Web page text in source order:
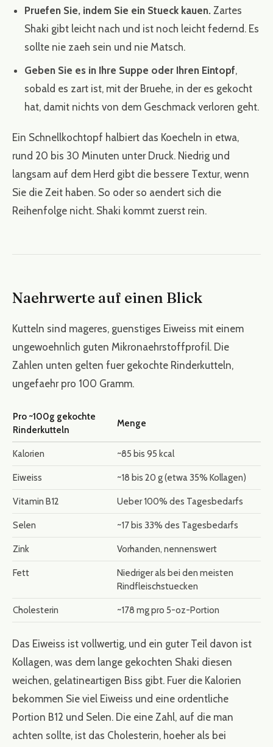
Pruefen Sie, indem Sie ein Stueck kauen. Zartes
Shaki gibt leicht nach und ist noch leicht federnd. Es
sollte nie zaeh sein und nie Matsch.
Geben Sie es in Ihre Suppe oder Ihren Eintopf,
sobald es zart ist, mit der Bruehe, in der es gekocht
hat, damit nichts von dem Geschmack verloren geht.
Ein Schnellkochtopf halbiert das Koecheln in etwa,
rund 20 bis 30 Minuten unter Druck. Niedrig und
langsam auf dem Herd gibt die bessere Textur, wenn
Sie die Zeit haben. So oder so aendert sich die
Reihenfolge nicht. Shaki kommt zuerst rein.
Naehrwerte auf einen Blick
Kutteln sind mageres, guenstiges Eiweiss mit einem
ungewoehnlich guten Mikronaehrstoffprofil. Die
Zahlen unten gelten fuer gekochte Rinderkutteln,
ungefaehr pro 100 Gramm.
Pro ~100g gekochte
Rinderkutteln
Menge
Kalorien ~85 bis 95 kcal
Eiweiss ~18 bis 20 g (etwa 35% Kollagen)
Vitamin B12 Ueber 100% des Tagesbedarfs
Selen ~17 bis 33% des Tagesbedarfs
Zink Vorhanden, nennenswert
Fett
Niedriger als bei den meisten
Rindfleischstuecken
Cholesterin ~178 mg pro 5-oz-Portion
Das Eiweiss ist vollwertig, und ein guter Teil davon ist
Kollagen, was dem lange gekochten Shaki diesen
weichen, gelatineartigen Biss gibt. Fuer die Kalorien
bekommen Sie viel Eiweiss und eine ordentliche
Portion B12 und Selen. Die eine Zahl, auf die man
achten sollte, ist das Cholesterin, hoeher als bei